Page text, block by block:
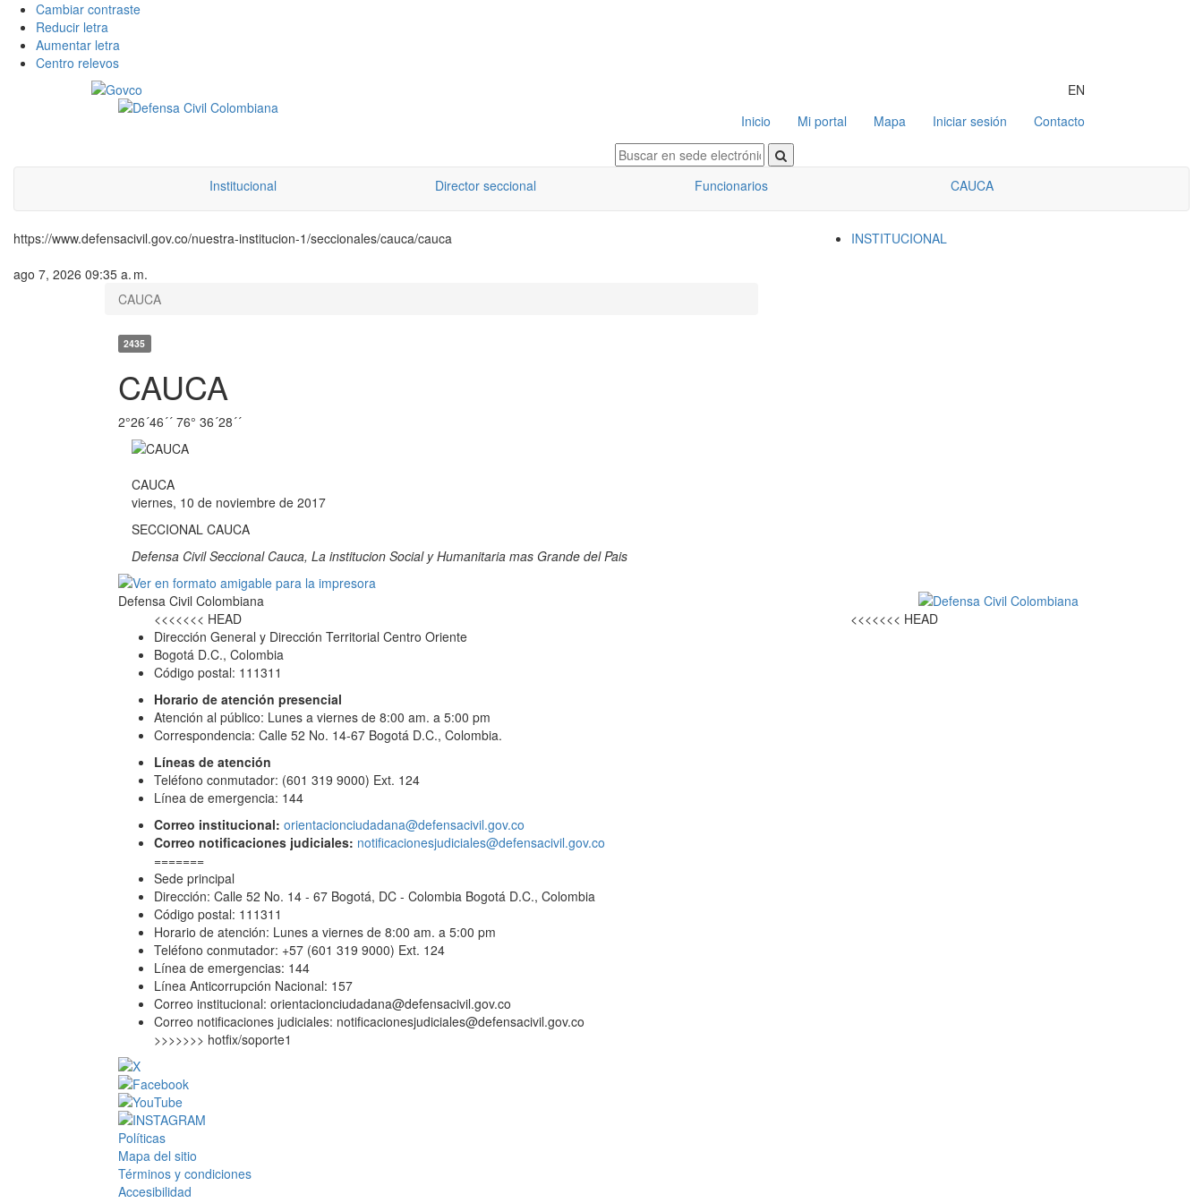
Cambiar contraste
Reducir letra
Aumentar letra
Centro relevos
EN
Inicio
Mi portal Mapa Iniciar sesión Contacto
Institucional Director seccional Funcionarios CAUCA
https://www.defensacivil.gov.co/nuestra-institucion-1/seccionales/cauca/cauca
ago 7, 2026 09:35 a. m.
INSTITUCIONAL
CAUCA
2435
CAUCA
2°26´46´´ 76° 36´28´´
CAUCA
viernes, 10 de noviembre de 2017
SECCIONAL CAUCA
Defensa Civil Seccional Cauca, La institucion Social y Humanitaria mas Grande del Pais
Defensa Civil Colombiana
<<<<<<< HEAD
Dirección General y Dirección Territorial Centro Oriente
Bogotá D.C., Colombia
Código postal: 111311
Horario de atención presencial
Atención al público: Lunes a viernes de 8:00 am. a 5:00 pm
Correspondencia: Calle 52 No. 14-67 Bogotá D.C., Colombia.
Líneas de atención
Teléfono conmutador: (601 319 9000) Ext. 124
Línea de emergencia: 144
Correo institucional: orientacionciudadana@defensacivil.gov.co
Correo notificaciones judiciales: notificacionesjudiciales@defensacivil.gov.co
=======
Sede principal
Dirección: Calle 52 No. 14 - 67 Bogotá, DC - Colombia Bogotá D.C., Colombia
Código postal: 111311
Horario de atención: Lunes a viernes de 8:00 am. a 5:00 pm
Teléfono conmutador: +57 (601 319 9000) Ext. 124
Línea de emergencias: 144
Línea Anticorrupción Nacional: 157
Correo institucional: orientacionciudadana@defensacivil.gov.co
Correo notificaciones judiciales: notificacionesjudiciales@defensacivil.gov.co
>>>>>>> hotfix/soporte1
<<<<<<< HEAD
Políticas
Mapa del sitio
Términos y condiciones
Accesibilidad